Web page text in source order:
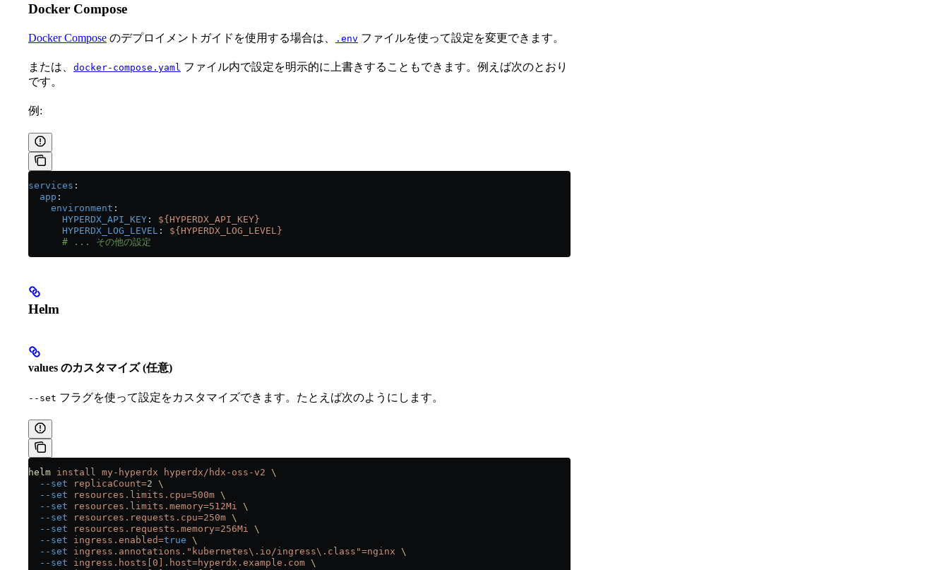
Docker Compose
Docker Compose のデプロイメントガイドを使用する場合は、 .env ファイルを使って設定を変更できます。
または、 docker-compose.yaml ファイル内で設定を明示的に上書きすることもできます。例えば次のとおり
です。
例:
services :
  app
:
    environment
:
      HYPERDX_API_KEY
: ${HYPERDX_API_KEY}
      HYPERDX_LOG_LEVEL
: ${HYPERDX_LOG_LEVEL}
      # ... その他の設定
Helm
values のカスタマイズ (任意)
--set フラグを使って設定をカスタマイズできます。たとえば次のようにします。
helm install my-hyperdx hyperdx/hdx-oss-v2 \
  --set
replicaCount=2 \
  --set
resources.limits.cpu=500m \
  --set
resources.limits.memory=512Mi \
  --set
resources.requests.cpu=250m \
  --set
resources.requests.memory=256Mi \
  --set
ingress.enabled=true \
  --set
ingress.annotations."kubernetes\.io/ingress\.class"=nginx \
  --set
ingress.hosts[0].host=hyperdx.example.com \